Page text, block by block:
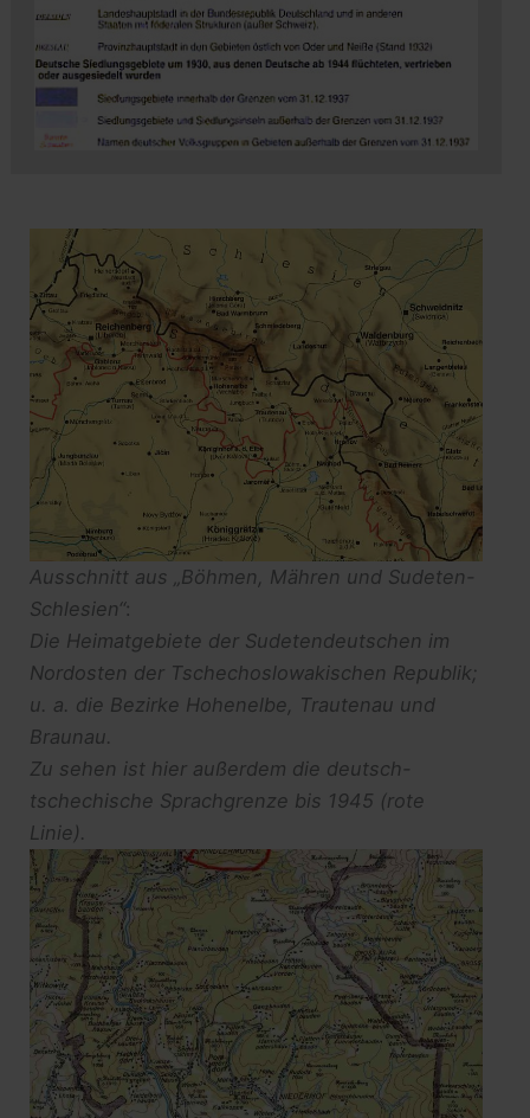
Ausschnitt aus „Böhmen, Mähren und Sudeten-
Schlesien“:
Die Heimatgebiete der Sudetendeutschen im
Nordosten der Tschechoslowakischen Republik;
u. a. die Bezirke Hohenelbe, Trautenau und
Braunau.
Zu sehen ist hier außerdem die deutsch-
tschechische Sprachgrenze bis 1945 (rote
Linie).